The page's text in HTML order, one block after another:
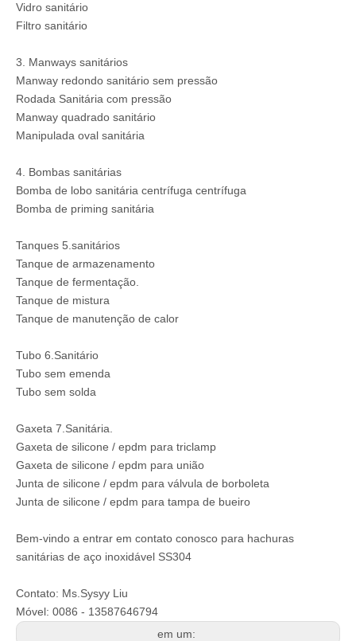
Vidro sanitário
Filtro sanitário
3. Manways sanitários
Manway redondo sanitário sem pressão
Rodada Sanitária com pressão
Manway quadrado sanitário
Manipulada oval sanitária
4. Bombas sanitárias
Bomba de lobo sanitária centrífuga centrífuga
Bomba de priming sanitária
Tanques 5.sanitários
Tanque de armazenamento
Tanque de fermentação.
Tanque de mistura
Tanque de manutenção de calor
Tubo 6.Sanitário
Tubo sem emenda
Tubo sem solda
Gaxeta 7.Sanitária.
Gaxeta de silicone / epdm para triclamp
Gaxeta de silicone / epdm para união
Junta de silicone / epdm para válvula de borboleta
Junta de silicone / epdm para tampa de bueiro
Bem-vindo a entrar em contato conosco para hachuras
sanitárias de aço inoxidável SS304
Contato: Ms.Sysyy Liu
Móvel: 0086 - 13587646794
em um: